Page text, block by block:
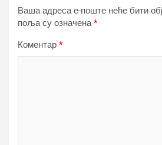
Ваша адреса е-поште неће бити
поља су означена*
Коментар *